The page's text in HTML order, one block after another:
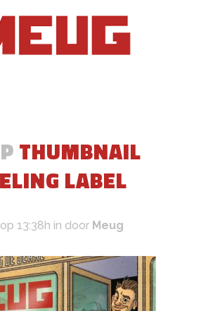
THUMBNAIL
LABEL
13:38h in door Meug